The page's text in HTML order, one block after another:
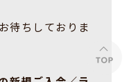
待ちしておりま